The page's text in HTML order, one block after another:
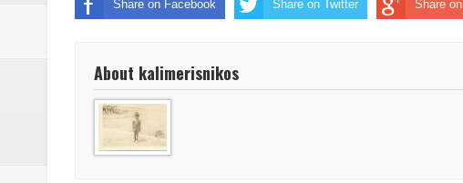
Βάιος Γκανής Δομοκός : Δύο μήνες μετά
Share on Facebook Share on Twitter Share
About kalimerisnikos